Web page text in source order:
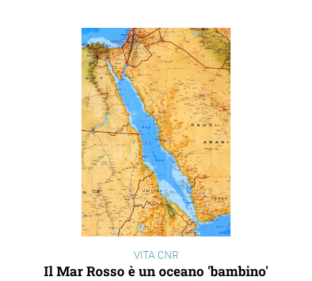
VITA CNR
Il Mar Rosso è un oceano 'bambino'